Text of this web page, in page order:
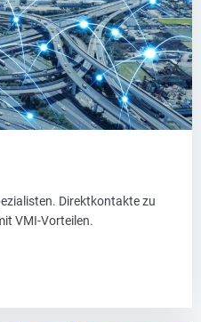
Direktkontakte zu
VMI-Vorteilen.